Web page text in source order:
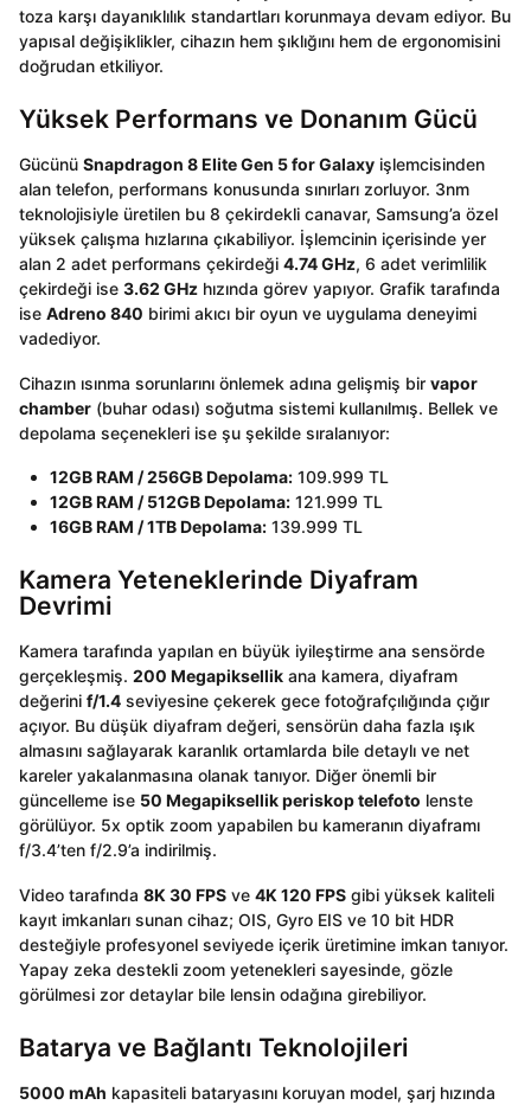
toza karşı dayanıklılık standartları korunmaya devam ediyor. Bu
yapısal değişiklikler, cihazın hem şıklığını hem de ergonomisini
doğrudan etkiliyor.
Yüksek Performans ve Donanım Gücü
Gücünü Snapdragon 8 Elite Gen 5 for Galaxy işlemcisinden
alan telefon, performans konusunda sınırları zorluyor. 3nm
teknolojisiyle üretilen bu 8 çekirdekli canavar, Samsung’a özel
yüksek çalışma hızlarına çıkabiliyor. İşlemcinin içerisinde yer
alan 2 adet performans çekirdeği 4.74 GHz, 6 adet verimlilik
çekirdeği ise 3.62 GHz hızında görev yapıyor. Grafik tarafında
ise Adreno 840 birimi akıcı bir oyun ve uygulama deneyimi
vadediyor.
Cihazın ısınma sorunlarını önlemek adına gelişmiş bir vapor
chamber (buhar odası) soğutma sistemi kullanılmış. Bellek ve
depolama seçenekleri ise şu şekilde sıralanıyor:
12GB RAM / 256GB Depolama: 109.999 TL
12GB RAM / 512GB Depolama: 121.999 TL
16GB RAM / 1TB Depolama: 139.999 TL
Kamera Yeteneklerinde Diyafram
Devrimi
Kamera tarafında yapılan en büyük iyileştirme ana sensörde
gerçekleşmiş. 200 Megapiksellik ana kamera, diyafram
değerini f/1.4 seviyesine çekerek gece fotoğrafçılığında çığır
açıyor. Bu düşük diyafram değeri, sensörün daha fazla ışık
almasını sağlayarak karanlık ortamlarda bile detaylı ve net
kareler yakalanmasına olanak tanıyor. Diğer önemli bir
güncelleme ise 50 Megapiksellik periskop telefoto lenste
görülüyor. 5x optik zoom yapabilen bu kameranın diyaframı
f/3.4’ten f/2.9’a indirilmiş.
Video tarafında 8K 30 FPS ve 4K 120 FPS gibi yüksek kaliteli
kayıt imkanları sunan cihaz; OIS, Gyro EIS ve 10 bit HDR
desteğiyle profesyonel seviyede içerik üretimine imkan tanıyor.
Yapay zeka destekli zoom yetenekleri sayesinde, gözle
görülmesi zor detaylar bile lensin odağına girebiliyor.
Batarya ve Bağlantı Teknolojileri
5000 mAh kapasiteli bataryasını koruyan model, şarj hızında